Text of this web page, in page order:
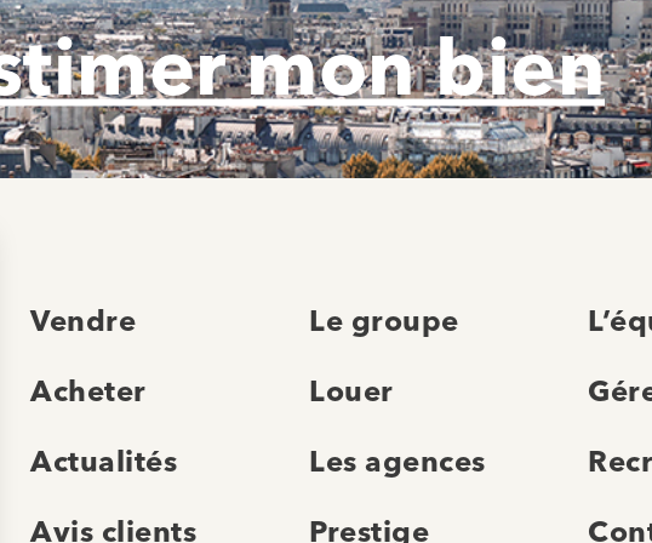
mon bien
Vendre Le groupe
Acheter Louer
Actualités Les agences
Avis clients Prestige